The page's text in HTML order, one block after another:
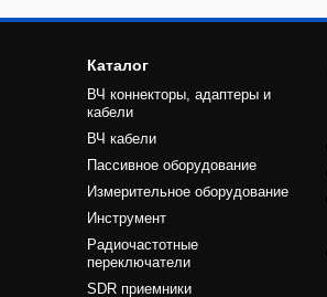
Каталог
ВЧ коннекторы, адаптеры и
кабели
ВЧ кабели
Пассивное оборудование
Измерительное оборудование
Инструмент
Радиочастотные
переключатели
SDR приемники